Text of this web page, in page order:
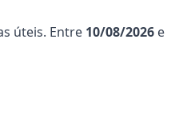
úteis. Entre 10/08/2026 e